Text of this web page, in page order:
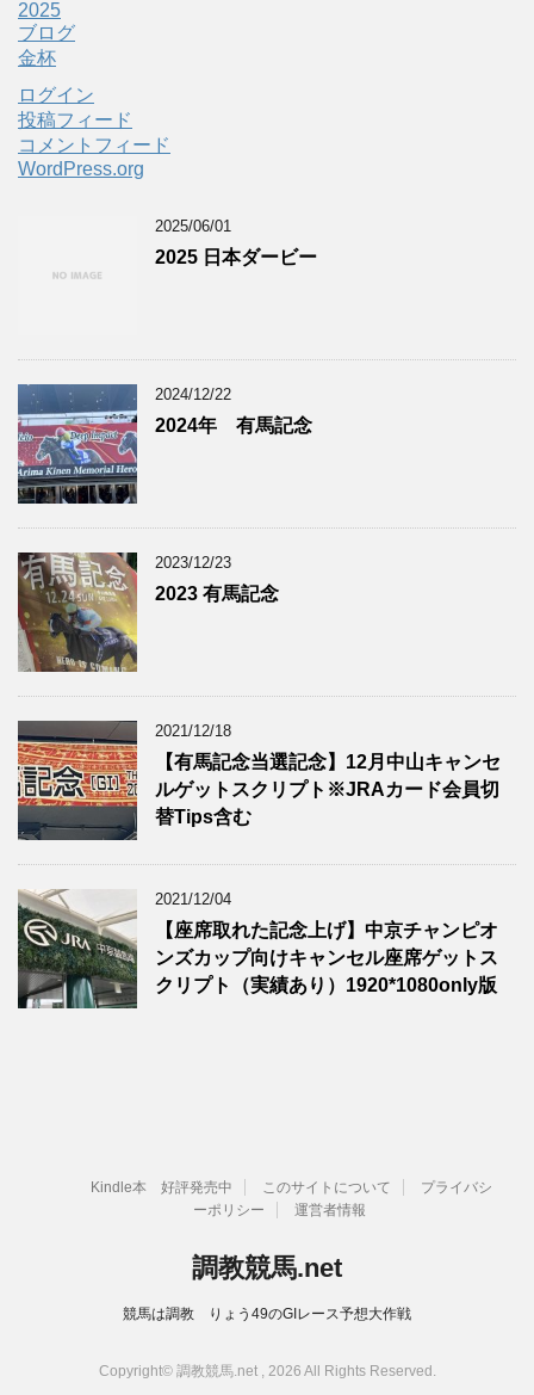
2025
ブログ
金杯
ログイン
投稿フィード
コメントフィード
WordPress.org
2025/06/01
2025 日本ダービー
2024/12/22
2024年 有馬記念
2023/12/23
2023 有馬記念
2021/12/18
【有馬記念当選記念】12月中山キャンセ
ルゲットスクリプト※JRAカード会員切
替Tips含む
2021/12/04
【座席取れた記念上げ】中京チャンピオ
ンズカップ向けキャンセル座席ゲットス
クリプト（実績あり）1920*1080only版
Kindle本 好評発売中 このサイトについて
プライバシ
ーポリシー
運営者情報
調教競馬.net
競馬は調教 りょう49のGIレース予想大作戦
Copyright© 調教競馬.net , 2026 All Rights Reserved.